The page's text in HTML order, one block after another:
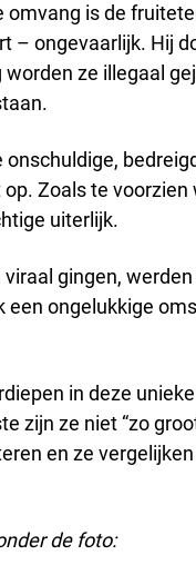
omvang is de
– ongevaarlijk. Hij
ze illegaal
onschuldige,
Zoals te
uiterlijk.
gingen,
een ongelukkige
in deze
zijn ze niet “zo
en ze
de foto: